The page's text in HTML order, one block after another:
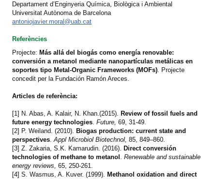
Departament d’Enginyeria Química, Biològica i Ambiental
Universitat Autònoma de Barcelona
antoniojavier.moral@uab.cat
Referències
Projecte: Más allá del biogás como energía renovable:
conversión a metanol mediante nanopartículas metálicas en
soportes tipo Metal-Organic Frameworks (MOFs). Projecte
concedit per la Fundación Ramón Areces.
Articles de referència:
[1] N. Abas, A. Kalair, N. Khan.(2015). Review of fossil fuels and
future energy technologies. Future, 69, 31-49.
[2] P. Weiland. (2010). Biogas production: current state and
perspectives.Appl Microbiol Biotechnol, 85, 849–860.
[3] Z. Zakaria, S.K. Kamarudin. (2016). Direct conversión
technologies of methane to metanol . Renewable and sustainable
energy reviews, 65, 250-261.
[4] S. Wasmus, A. Kuver. (1999). Methanol oxidation and direct